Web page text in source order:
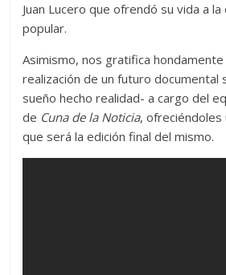
Juan Lucero que ofrendó su vida a la
popular.
Asimismo, nos gratifica
realización de un futuro documental
sueño hecho realidad- a cargo del
de Cuna de la Noticia, ofreciéndoles
que será la edición final del mismo.